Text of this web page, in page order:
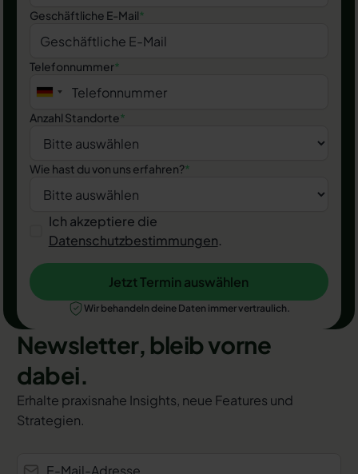
Geschäftliche E-Mail*
Telefonnummer*
Anzahl Standorte*
Wie hast du von uns erfahren?*
Ich akzeptiere die
Datenschutzbestimmungen.
Jetzt Termin auswählen
Jetzt Termin auswählen
Wir behandeln deine Daten immer vertraulich.
Newsletter, bleib vorne
dabei.
Erhalte praxisnahe Insights, neue Features und
Strategien.